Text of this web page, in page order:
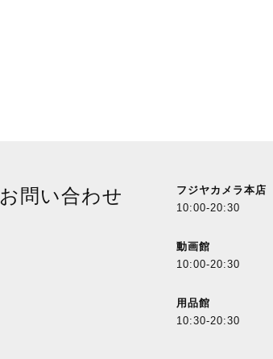
お問い合わせ
フジヤカメラ本店
10:00-20:30
動画館
10:00-20:30
用品館
10:30-20:30